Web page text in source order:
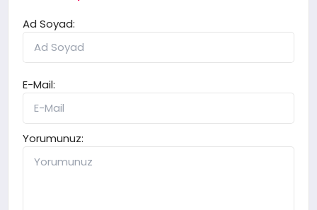
Ad Soyad:
E-Mail:
Yorumunuz: